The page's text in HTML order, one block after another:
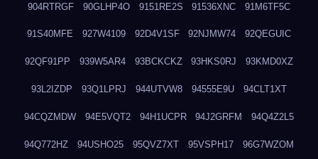
904RTRGF 90GLHP4O 9151RE2S 91536XNC 91M6TF5C
91S40MFE 927W4109 92D4V1SF 92NJMW74 92QEGUIC
92QF91PP 939W5AR4 93BCKCKZ 93HKS0RJ 93KMD0XZ
93L2IZDP 93Q1LPRJ 944UTVW8 94555E9U 94CLT1XT
94CQZMDW 94E5VQT2 94H1UCPR 94J2GRFM 94Q4Z2L5
94Q772HZ 94USHO25 95QVZ7XT 95VSPH17 96G7WZOM